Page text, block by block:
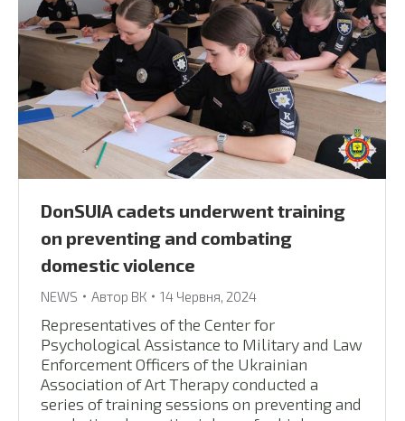
DonSUIA cadets underwent training
on preventing and combating
domestic violence
NEWS Автор ВК 14 Червня, 2024
Representatives of the Center for
Psychological Assistance to Military and Law
Enforcement Officers of the Ukrainian
Association of Art Therapy conducted a
series of training sessions on preventing and